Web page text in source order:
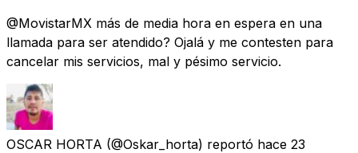
@MovistarMX más de media hora en espera en una
llamada para ser atendido? Ojalá y me contesten para
cancelar mis servicios, mal y pésimo servicio.
OSCAR HORTA (@Oskar_horta) reportó hace 23